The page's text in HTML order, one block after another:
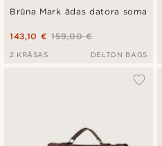
Brūna Mark ādas datora soma
159,00 €
143,10 €
2 KRĀSAS DELTON BAGS